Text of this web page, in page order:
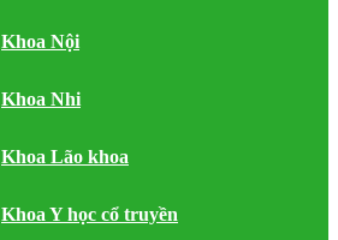
Khoa Nội
Khoa Nhi
Khoa Lão khoa
Khoa Y học cổ truyền